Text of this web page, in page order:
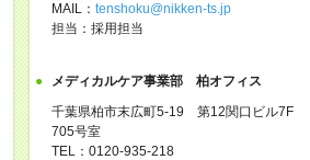
MAIL： tenshoku@nikken-ts.jp
担当：採用担当
メディカルケア事業部 柏オフィス
千葉県柏市末広町5-19 第12関口ビル7F
705号室
TEL：0120-935-218